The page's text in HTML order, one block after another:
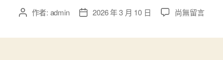
文 作者: admin
文 2026 年 3 月 10 日
在
尚無留言